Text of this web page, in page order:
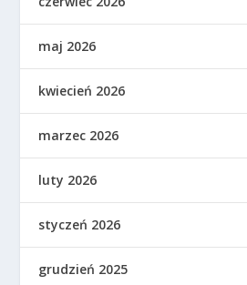
maj 2026
kwiecień 2026
marzec 2026
luty 2026
styczeń 2026
grudzień 2025